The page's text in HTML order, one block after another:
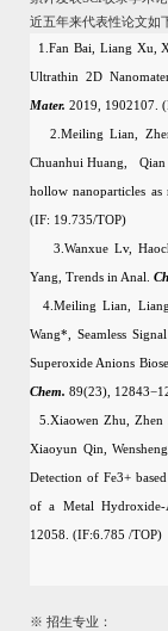
近五年来代表性论文如
1.Fan Bai, Liang Xu,
Ultrathin 2D
Mater. 2019, 1902107.
2.Meiling Lian,
Chuanhui Huang, Qian
hollow nanoparticles as
(IF: 19.735/TOP)
3.Wanxue Lv,
Yang, Trends in Anal.
4.Meiling Lian,
Wang*, Seamless
Superoxide Anions
Chem. 89(23),
5.Xiaowen Zhu, Zhen
Xiaoyun Qin,
Detection of Fe3+
of a Metal Hydroxide-
12058. (IF:6.785 /TOP)
※ 招生专业：